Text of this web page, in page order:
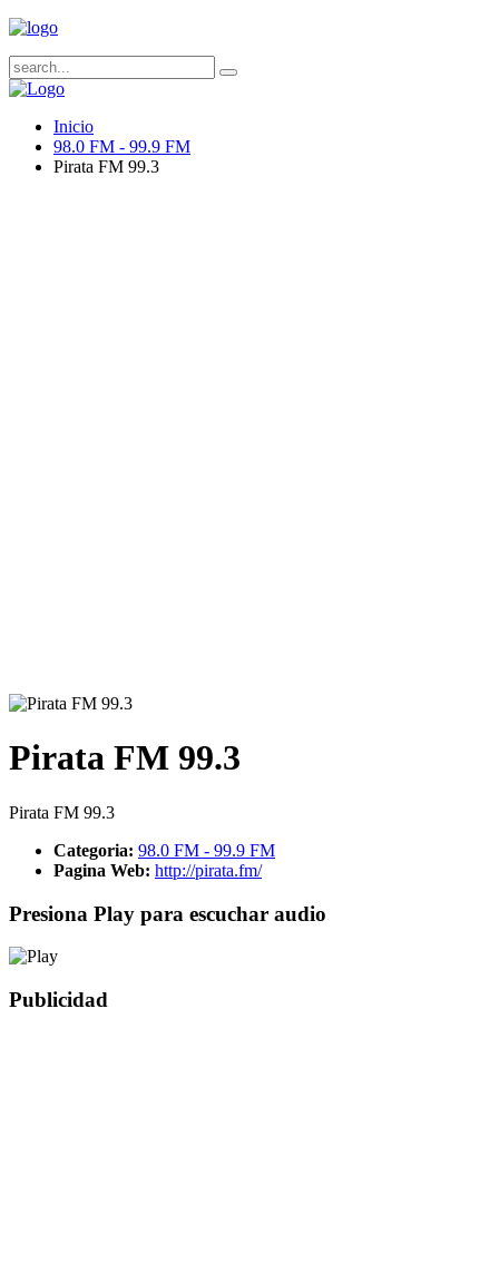
Inicio
98.0 FM - 99.9 FM
Pirata FM 99.3
Pirata FM 99.3
Pirata FM 99.3
Categoria: 98.0 FM - 99.9 FM
Pagina Web: http://pirata.fm/
Presiona Play para escuchar audio
Publicidad